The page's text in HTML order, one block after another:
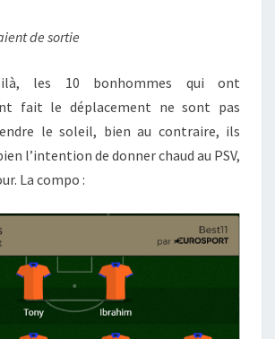
de sortie
les 10 bonhommes qui ont
fait le déplacement ne sont pas
le soleil, bien au contraire, ils
l’intention de donner chaud au PSV,
La compo :